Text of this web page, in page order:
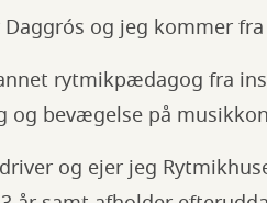
Daggrós og jeg kommer
rytmikpædagog fra
og bevægelse på
og ejer jeg